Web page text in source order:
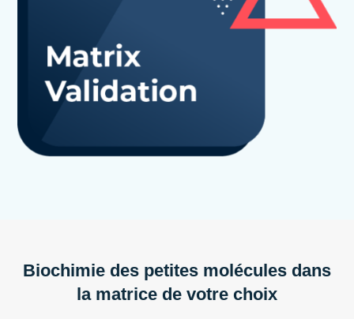
Biochimie des petites molécules dans
la matrice de votre choix